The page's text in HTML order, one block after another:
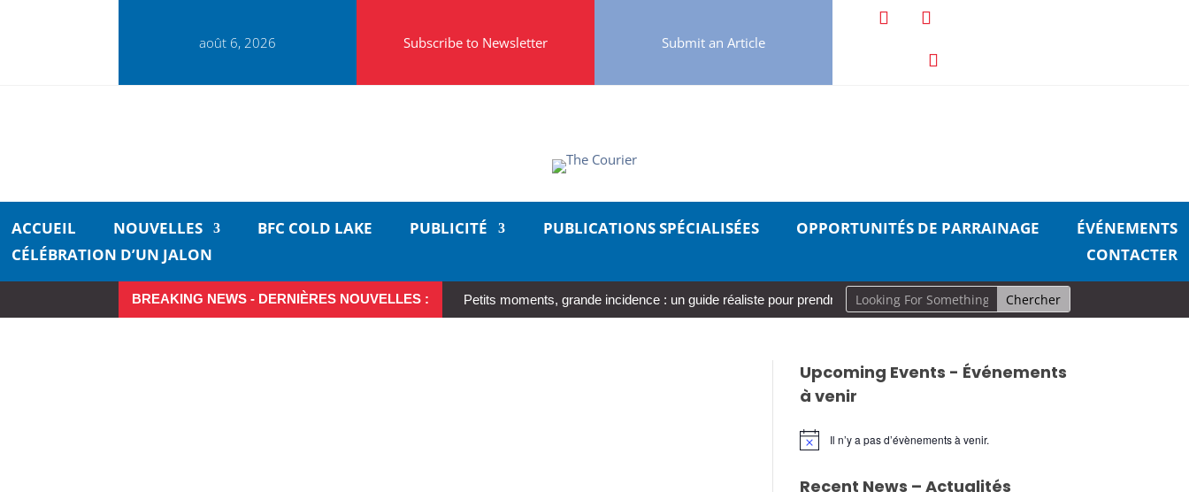
août 6, 2026 Subscribe to Newsletter Submit an Article
ACCUEIL NOUVELLES BFC COLD LAKE PUBLICITÉ PUBLICATIONS SPÉCIALISÉES OPPORTUNITÉS DE PARRAINAGE
ÉVÉNEMENTS
CÉLÉBRATION D’UN JALON
CONTACTER
BREAKING NEWS - DERNIÈRES NOUVELLES : Petits moments, grande incidence : un guide réaliste pour prendre soin de soi Aurevoir, pécheurs
Upcoming Events - Événements
à venir
Notice Il n’y a pas d’évènements à venir.
Recent News – Actualités